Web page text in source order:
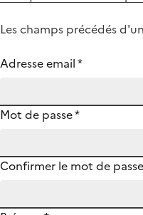
Les champs précédés
Adresse email*
Mot de passe*
Confirmer le mot de passe